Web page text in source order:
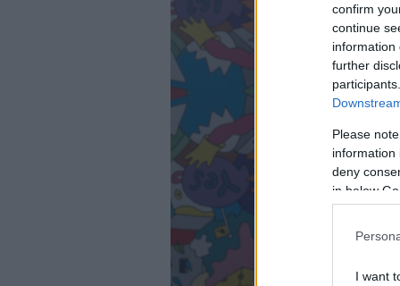
confirm
continue
information
further
Please
information
deny
in below
I want